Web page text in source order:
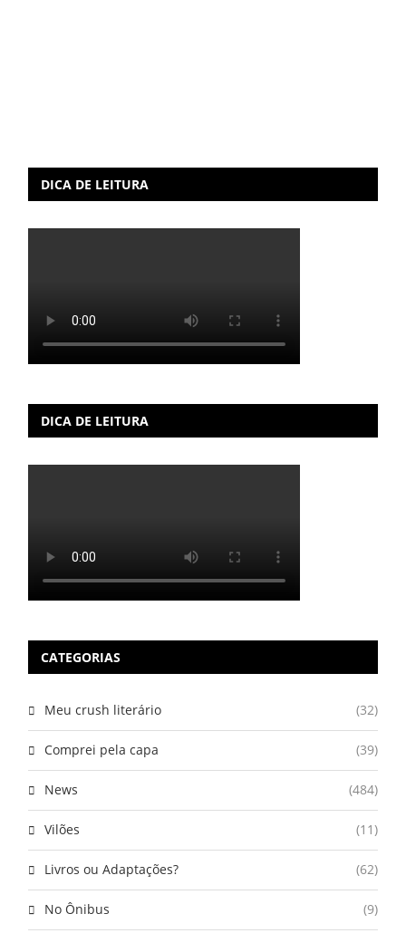
DICA DE LEITURA
DICA DE LEITURA
CATEGORIAS
Meu crush literário (32)
Comprei pela capa (39)
News (484)
Vilões (11)
Livros ou Adaptações? (62)
No Ônibus (9)